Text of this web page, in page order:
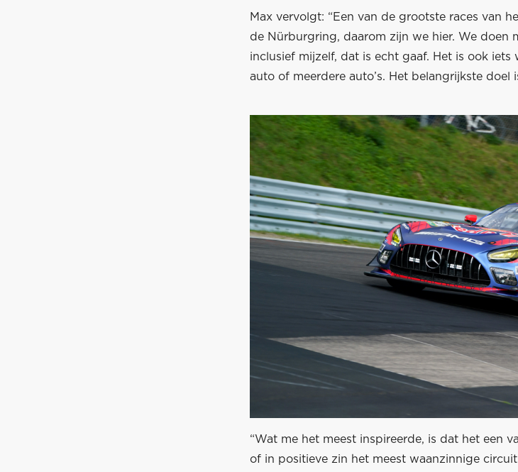
Max vervolgt: “Een van de grootste races van
de Nürburgring, daarom zijn we hier. We doen
inclusief mijzelf, dat is echt gaaf. Het is ook iets
auto of meerdere auto’s. Het belangrijkste doel
“Wat me het meest inspireerde, is dat het een
of in positieve zin het meest waanzinnige